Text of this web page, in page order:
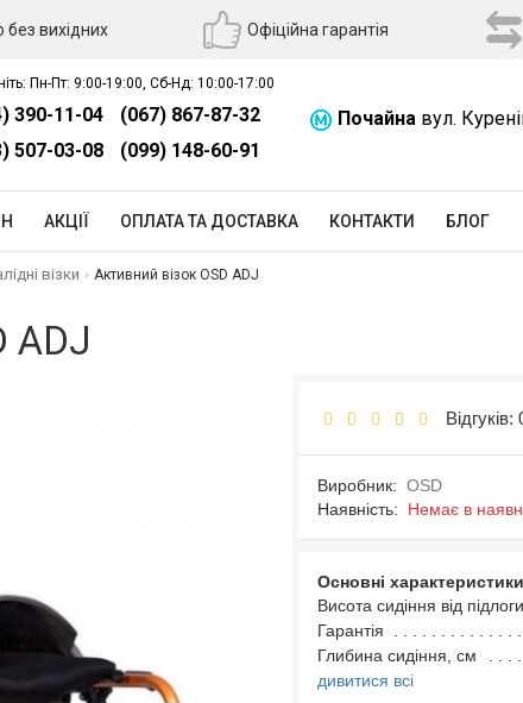
вихідних Офіційна гарантія
Пн-Пт: 9:00-19:00, Сб-Нд: 10:00-17:00
390-11-04
(067) 867-87-32
507-03-08
(099) 148-60-91
Почайна вул.
АКЦІЇ ОПЛАТА ТА ДОСТАВКА КОНТАКТИ БЛОГ
візки Активний візок OSD ADJ
ADJ
Відгуків:
Виробник: OSD
Наявність: Немає в
Основні характеристики
Висота сидіння від
Гарантія
Глибина сидіння, см
дивитися всі